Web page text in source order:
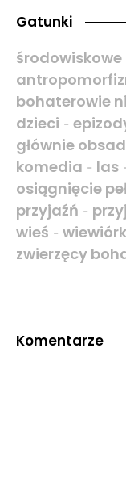
Gatunki
środowiskowe
bohaterowie
dzieci -
głównie
komedia - las
osiągnięcie
przyjaźń -
wieś -
zwierzęcy
Komentarze